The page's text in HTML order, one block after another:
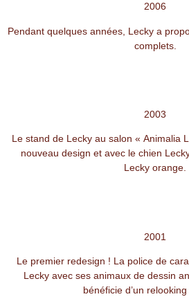
2006
Pendant quelques années, Lecky a
complets.
2003
Le stand de Lecky au salon « Animalia
nouveau design et avec le chien
Lecky orange.
2001
Le premier redesign ! La police de
Lecky avec ses animaux de dessin
bénéficie d’un